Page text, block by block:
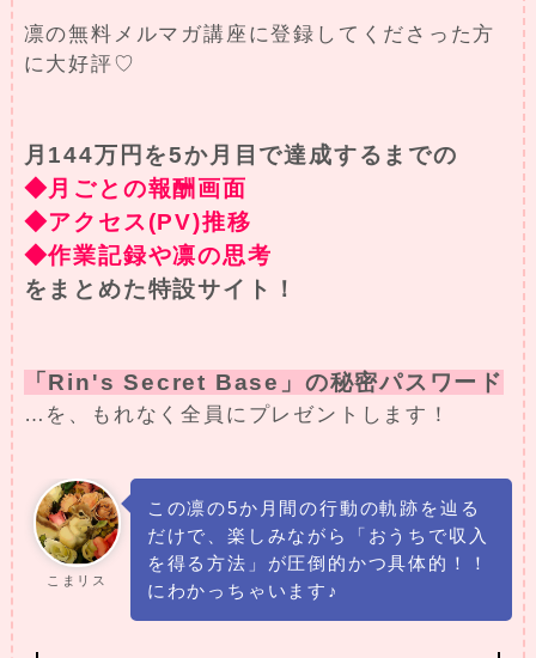
凛の無料メルマガ講座に登録してくださった方
に大好評♡
月144万円を5か月目で達成するまでの
◆月ごとの報酬画面
◆アクセス(PV)推移
◆作業記録や凛の思考
をまとめた特設サイト！
「Rin's Secret Base」の秘密パスワード
…を、もれなく全員にプレゼントします！
こまリス
この凛の5か月間の行動の軌跡を辿る
だけで、楽しみながら「おうちで収入
を得る方法」が圧倒的かつ具体的！！
にわかっちゃいます♪